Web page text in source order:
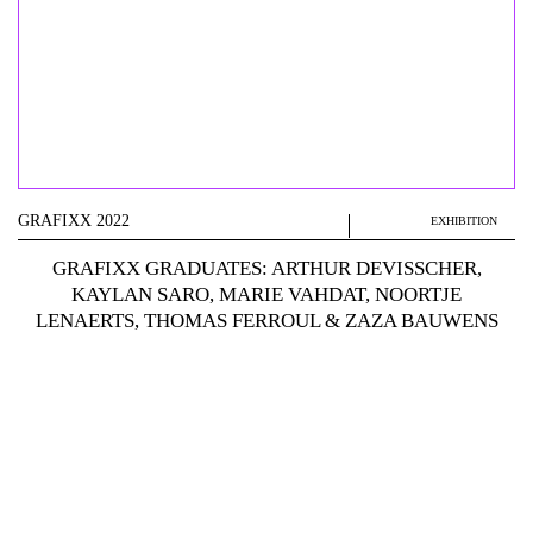
GRAFIXX 2022 EXHIBITION
GRAFIXX GRADUATES: ARTHUR DEVISSCHER,
KAYLAN SARO, MARIE VAHDAT, NOORTJE
LENAERTS, THOMAS FERROUL & ZAZA BAUWENS